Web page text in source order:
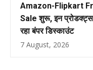
Amazon-Flipkart
Sale शुरू, इन प्रोडक्ट्स
रहा बंपर डिस्काउंट
7 August, 2026